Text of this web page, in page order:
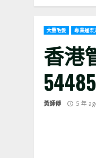
大量毛髮 專業通渠
香港
黃師傅 5 年